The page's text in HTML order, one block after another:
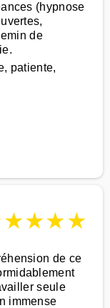
(hypnose
de
patiente,
★★★★
de ce
seule
immense